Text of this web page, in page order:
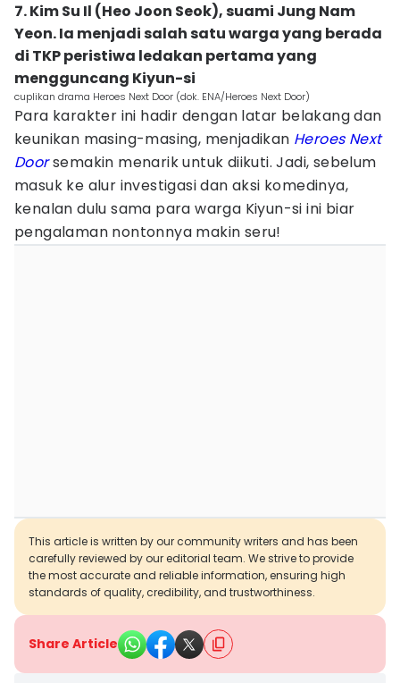
7. Kim Su Il (Heo Joon Seok), suami Jung Nam
Yeon. Ia menjadi salah satu warga yang berada
di TKP peristiwa ledakan pertama yang
mengguncang Kiyun-si
cuplikan drama Heroes Next Door (dok. ENA/Heroes Next Door)
Para karakter ini hadir dengan latar belakang dan
keunikan masing-masing, menjadikan Heroes Next
Doorsemakin menarik untuk diikuti. Jadi, sebelum
masuk ke alur investigasi dan aksi komedinya,
kenalan dulu sama para warga Kiyun-si ini biar
pengalaman nontonnya makin seru!
This article is written by our community writers and has been
carefully reviewed by our editorial team. We strive to provide
the most accurate and reliable information, ensuring high
standards of quality, credibility, and trustworthiness.
Share Article